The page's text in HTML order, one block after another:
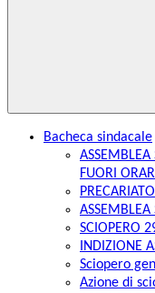
Bacheca sindacale
ASSEMBLEA
FUORI
PRECARIATO
SCIOPERO
INDIZIONE
Sciopero
Azione di